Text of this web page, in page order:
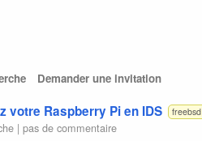
Demander une invitation
votre Raspberry Pi en IDS freebsd
|pas de commentaire